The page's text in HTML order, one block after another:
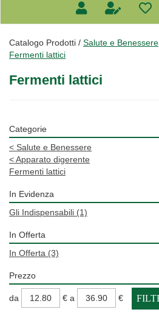
Catalogo Prodotti / Salute e Benessere
Fermenti lattici
Fermenti lattici
Categorie
< Salute e Benessere
<Apparato digerente
Fermenti lattici
In Evidenza
Gli Indispensabili (1)
In Offerta
In Offerta (3)
Prezzo
filtra
da €
filtra
a €